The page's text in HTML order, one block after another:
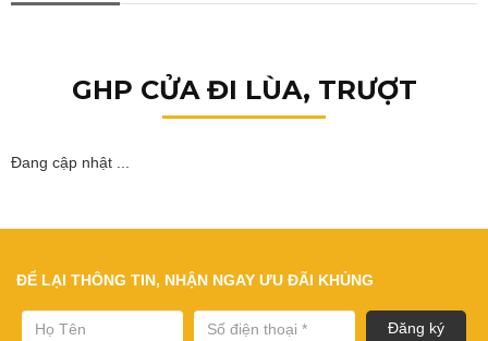
GHP CỬA ĐI LÙA, TRƯỢT
Đang cập nhật ...
ĐỂ LẠI THÔNG TIN, NHẬN NGAY ƯU ĐÃI KHỦNG